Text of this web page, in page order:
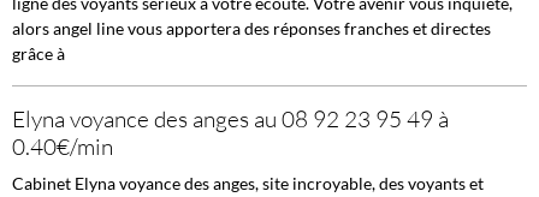
alors angel line vous apportera des réponses franches et directes
grâce à
Elyna voyance des anges au 08 92 23 95 49 à
0.40€/min
Cabinet Elyna voyance des anges, site incroyable, des voyants et